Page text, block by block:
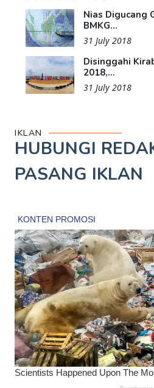
Nias Digucang
BMKG...
31 July 2018
Disinggahi
2018,...
31 July 2018
IKLAN
HUBUNGI
PASANG IKLAN